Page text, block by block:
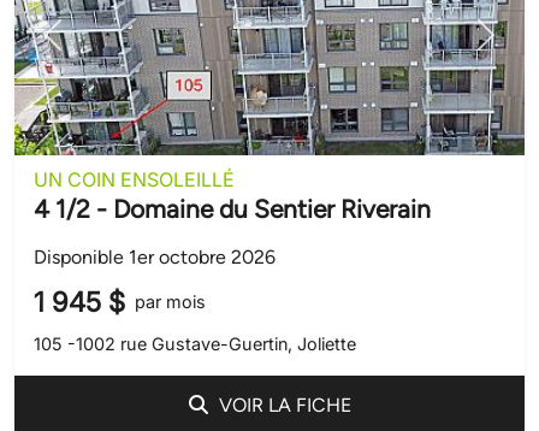
Précédent Suivant
UN COIN ENSOLEILLÉ
4 1/2 - Domaine du Sentier Riverain
Disponible 1er octobre 2026
1 945 $ par mois
105 -1002 rue Gustave-Guertin, Joliette
VOIR LA FICHE